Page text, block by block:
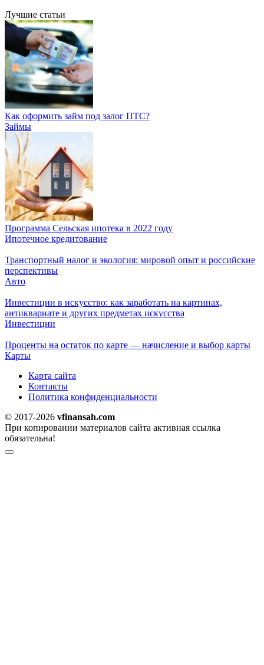
Лучшие статьи
Как оформить займ под залог ПТС?
Займы
Программа Сельская ипотека в 2022 году
Ипотечное кредитование
Транспортный налог и экология: мировой опыт и российские
перспективы
Авто
Инвестиции в искусство: как заработать на картинах,
антиквариате и других предметах искусства
Инвестиции
Проценты на остаток по карте — начисление и выбор карты
Карты
Карта сайта
Контакты
Политика конфиденциальности
© 2017-2026 vfinansah.com
При копировании материалов сайта активная ссылка
обязательна!